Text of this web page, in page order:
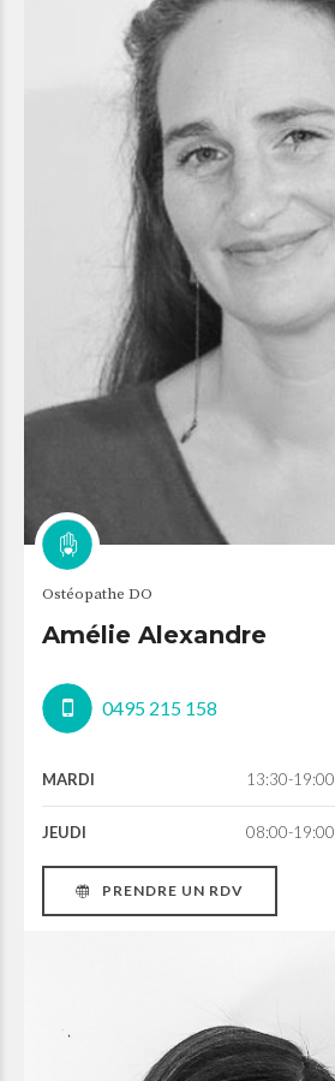
Ostéopathe DO
Amélie Alexandre
0495 215 158
MARDI 13:30-19:00
JEUDI 08:00-19:00
PRENDRE UN RDV